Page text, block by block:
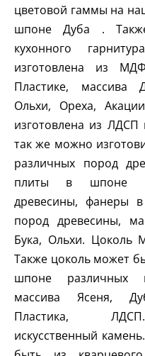
цветовой гаммы на
шпоне Дуба .
кухонного
изготовлена из
Пластике, массива
Ольхи, Ореха,
изготовлена из ЛДСП
так же можно
различных пород
плиты в шпоне
древесины, фанеры
пород древесины,
Бука, Ольхи.
Также цоколь может
шпоне различных
массива Ясеня,
Пластика,
искусственный